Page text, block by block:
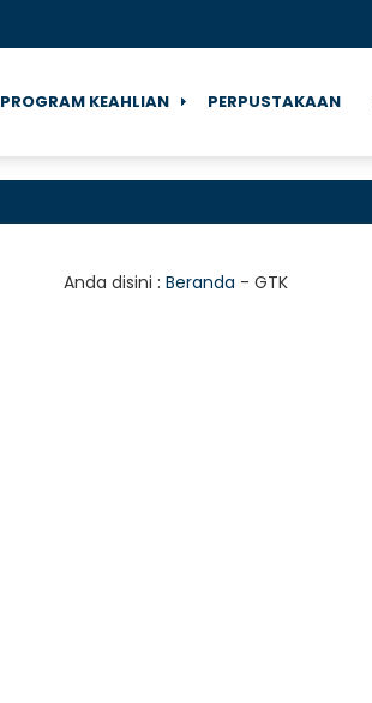
PROGRAM KEAHLIAN PERPUSTAKAAN
Anda disini : Beranda - GTK